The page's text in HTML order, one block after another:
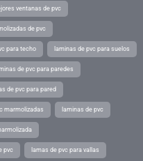
ventanas de pvc
de pvc
para techo laminas de pvc para suelos
de pvc para paredes
de pvc para pared
marmolizadas laminas de pvc
pvc lamas de pvc para vallas